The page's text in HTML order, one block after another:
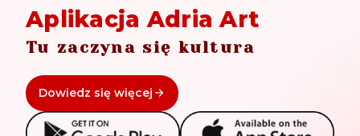
Aplikacja Adria Art
Tu zaczyna się kultura
Dowiedz się więcej